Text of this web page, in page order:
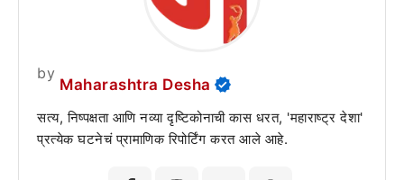
by
Maharashtra Desha
सत्य, निष्पक्षता आणि नव्या दृष्टिकोनाची कास धरत, 'महाराष्ट्र देशा'
प्रत्येक घटनेचं प्रामाणिक रिपोर्टिंग करत आले आहे.